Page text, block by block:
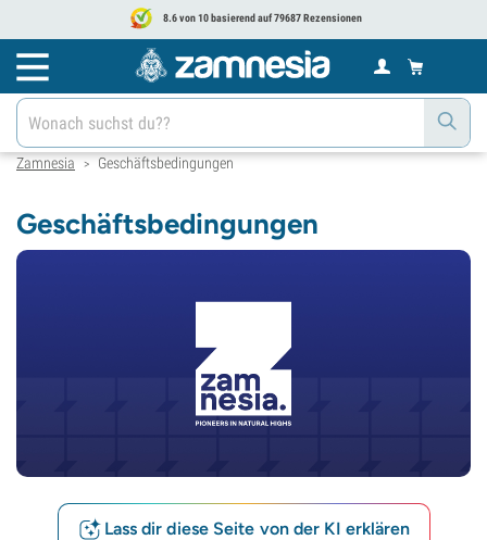
8.6 von 10 basierend auf 79687 Rezensionen
Zamnesia > Geschäftsbedingungen
Geschäftsbedingungen
Lass dir diese Seite von der KI erklären